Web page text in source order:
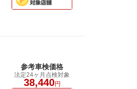
参考車検価格
法定24ヶ月点検対象
38,440円